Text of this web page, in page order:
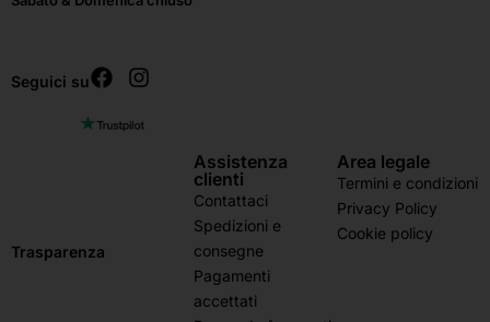
Seguici su
Trasparenza
Assistenza
clienti
Contattaci
Spedizioni e
consegne
Pagamenti
accettati
Area legale
Termini e condizioni
Privacy Policy
Cookie policy